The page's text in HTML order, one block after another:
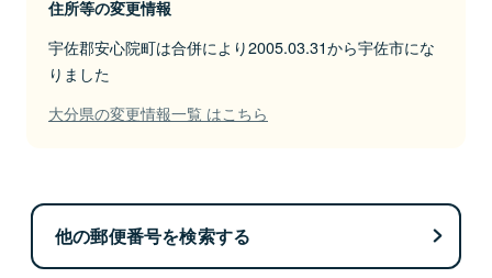
住所等の変更情報
宇佐郡安心院町は合併により2005.03.31から宇佐市にな
りました
大分県の変更情報一覧 はこちら
他の郵便番号を検索する